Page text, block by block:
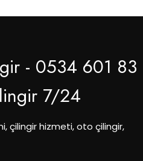
- 0534 601 83
7/24
çilingir hizmeti, oto çilingir,